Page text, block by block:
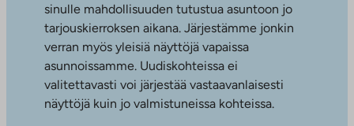
sinulle mahdollisuuden tutustua asuntoon jo
tarjouskierroksen aikana. Järjestämme jonkin
verran myös yleisiä näyttöjä vapaissa
asunnoissamme. Uudiskohteissa ei
valitettavasti voi järjestää vastaavanlaisesti
näyttöjä kuin jo valmistuneissa kohteissa.